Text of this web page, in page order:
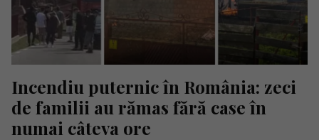
Incendiu puternic în România: zeci
de familii au rămas fără case în
numai câteva ore